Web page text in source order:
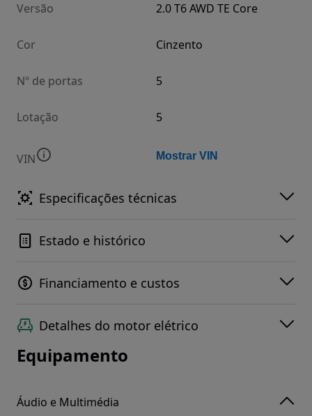
Versão 2.0 T6 AWD TE Core
Cor Cinzento
Nº de portas 5
Lotação 5
VIN Mostrar VIN
Especificações técnicas
Estado e histórico
Financiamento e custos
Detalhes do motor elétrico
Equipamento
Áudio e Multimédia